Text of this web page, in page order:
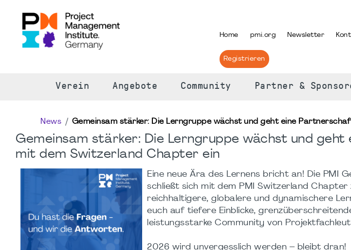
Home pmi.org Newsletter
Registrieren
Verein Angebote Community Partner &
News Gemeinsam stärker: Die Lerngruppe wächst und geht eine
Gemeinsam stärker: Die Lerngruppe wächst und
mit dem Switzerland Chapter ein
Eine neue Ära des Lernens bricht an! Die PMI
schließt sich mit dem PMI Switzerland Chapter
reichhaltigere, globalere und dynamischere
euch auf tiefere Einblicke,
leistungsstarke Community von
2026 wird unvergesslich werden – bleibt dran!